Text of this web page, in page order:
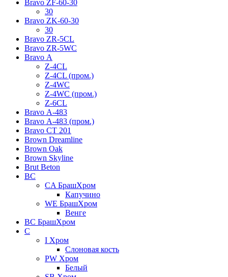
Bravo ZF-60-30
30
Bravo ZK-60-30
30
Bravo ZR-5CL
Bravo ZR-5WC
Bravo А
Z-4CL
Z-4CL (пром.)
Z-4WC
Z-4WC (пром.)
Z-6CL
Bravo А-483
Bravo А-483 (пром.)
Bravo СТ 201
Brown Dreamline
Brown Oak
Brown Skyline
Brut Beton
BС
CA БрашХром
Капучино
WE БрашХром
Венге
BС БрашХром
C
I Хром
Слоновая кость
PW Хром
Белый